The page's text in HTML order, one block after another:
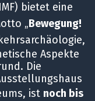
bietet eine
„Bewegung!
Aspekte
Die
ist noch bis